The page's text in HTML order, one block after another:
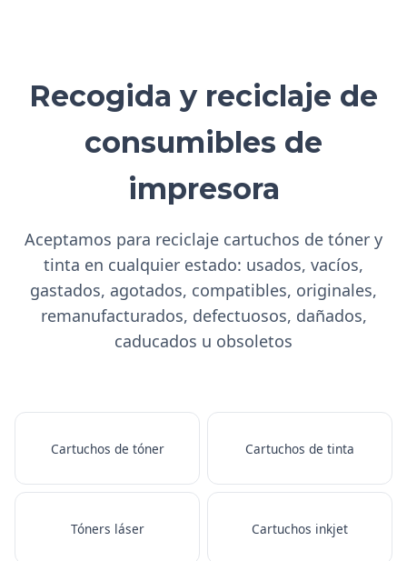
Recogida y reciclaje de
consumibles de
impresora
Aceptamos para reciclaje cartuchos de tóner y
tinta en cualquier estado: usados, vacíos,
gastados, agotados, compatibles, originales,
remanufacturados, defectuosos, dañados,
caducados u obsoletos
Cartuchos de tóner Cartuchos de tinta
Tóners láser Cartuchos inkjet